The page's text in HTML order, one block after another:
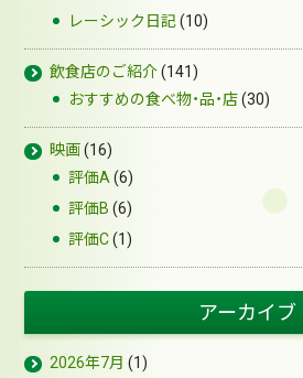
レーシック日記(10)
飲食店のご紹介(141)
おすすめの食べ物・品・店(30)
映画(16)
評価A (6)
評価B (6)
評価C(1)
アーカイブ
2026年7月 (1)